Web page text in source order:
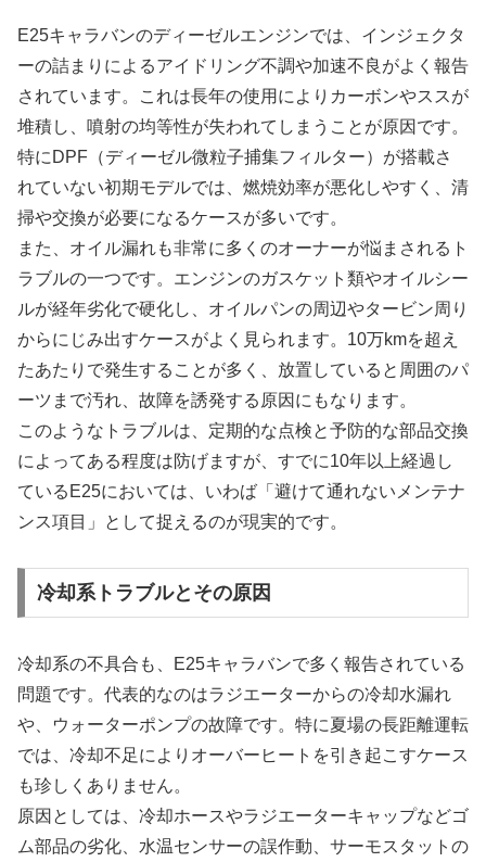
E25キャラバンのディーゼルエンジンでは、インジェクタ
ーの詰まりによるアイドリング不調や加速不良がよく報告
されています。これは長年の使用によりカーボンやススが
堆積し、噴射の均等性が失われてしまうことが原因です。
特にDPF（ディーゼル微粒子捕集フィルター）が搭載さ
れていない初期モデルでは、燃焼効率が悪化しやすく、清
掃や交換が必要になるケースが多いです。
また、オイル漏れも非常に多くのオーナーが悩まされるト
ラブルの一つです。エンジンのガスケット類やオイルシー
ルが経年劣化で硬化し、オイルパンの周辺やタービン周り
からにじみ出すケースがよく見られます。10万kmを超え
たあたりで発生することが多く、放置していると周囲のパ
ーツまで汚れ、故障を誘発する原因にもなります。
このようなトラブルは、定期的な点検と予防的な部品交換
によってある程度は防げますが、すでに10年以上経過し
ているE25においては、いわば「避けて通れないメンテナ
ンス項目」として捉えるのが現実的です。
冷却系トラブルとその原因
冷却系の不具合も、E25キャラバンで多く報告されている
問題です。代表的なのはラジエーターからの冷却水漏れ
や、ウォーターポンプの故障です。特に夏場の長距離運転
では、冷却不足によりオーバーヒートを引き起こすケース
も珍しくありません。
原因としては、冷却ホースやラジエーターキャップなどゴ
ム部品の劣化、水温センサーの誤作動、サーモスタットの